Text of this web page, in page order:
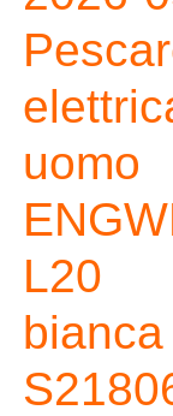
uomo
L20